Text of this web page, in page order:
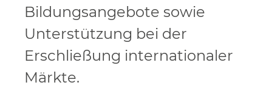
Bildungsangebote sowie
Unterstützung bei der
Erschließung internationaler
Märkte.